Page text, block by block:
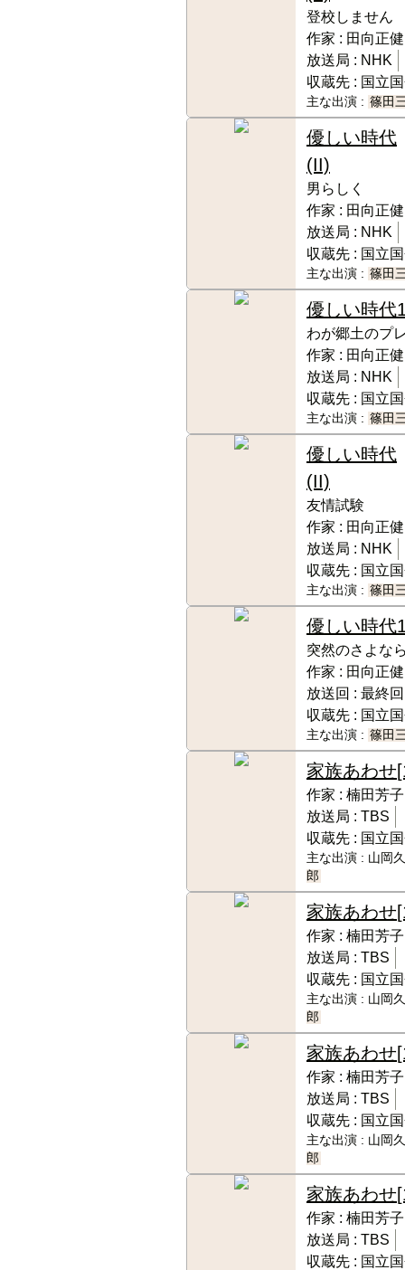
登校しません
作家 : 田向正健
放送局 : NHK
収蔵先 : 国立
主な出演 : 篠田
優しい時代
(II)
男らしく
作家 : 田向正健
放送局 : NHK
収蔵先 : 国立
主な出演 : 篠田
優しい時代
わが郷土のプ
作家 : 田向正健
放送局 : NHK
収蔵先 : 国立
主な出演 : 篠田
優しい時代
(II)
友情試験
作家 : 田向正健
放送局 : NHK
収蔵先 : 国立
主な出演 : 篠田
優しい時代
突然のさよな
作家 : 田向正健
放送回 : 最終回
収蔵先 : 国立
主な出演 : 篠田
家族あわせ
作家 : 楠田芳子
放送局 : TBS
収蔵先 : 国立
主な出演 : 山岡
郎
家族あわせ
作家 : 楠田芳子
放送局 : TBS
収蔵先 : 国立
主な出演 : 山岡
郎
家族あわせ
作家 : 楠田芳子
放送局 : TBS
収蔵先 : 国立
主な出演 : 山岡
郎
家族あわせ
作家 : 楠田芳子
放送局 : TBS
収蔵先 : 国立